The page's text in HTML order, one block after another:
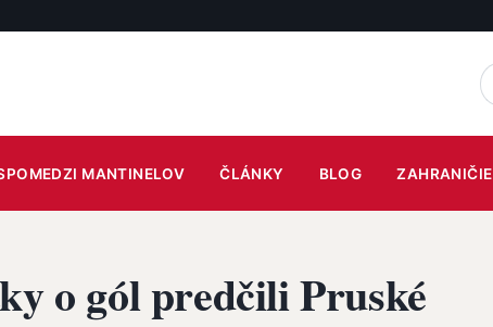
MANTINELOV ČLÁNKY BLOG ZAHRANIČIE
o gól predčili Pruské